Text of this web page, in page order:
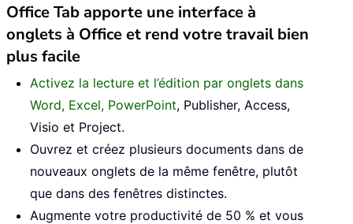
Office Tab apporte une interface à
onglets à Office et rend votre travail bien
plus facile
Activez la lecture et l’édition par onglets dans
Word, Excel, PowerPoint, Publisher, Access,
Visio et Project.
Ouvrez et créez plusieurs documents dans de
nouveaux onglets de la même fenêtre, plutôt
que dans des fenêtres distinctes.
Augmente votre productivité de 50 % et vous